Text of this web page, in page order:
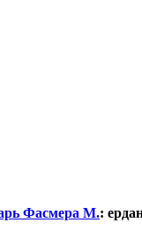
Фасмера М.: